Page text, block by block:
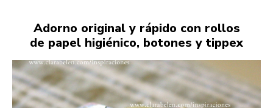
Adorno original y rápido con rollos
de papel higiénico, botones y tippex